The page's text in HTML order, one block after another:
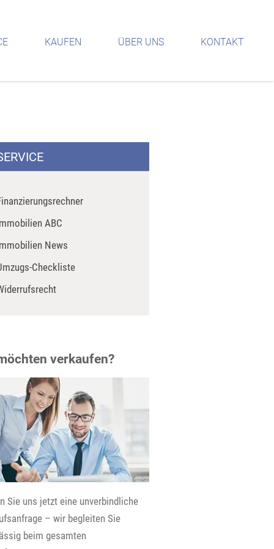
KAUFEN ÜBER UNS KONTAKT
ABC
News
Checkliste
verkaufen?
Sie uns jetzt eine unverbindliche
– wir begleiten Sie
beim gesamten